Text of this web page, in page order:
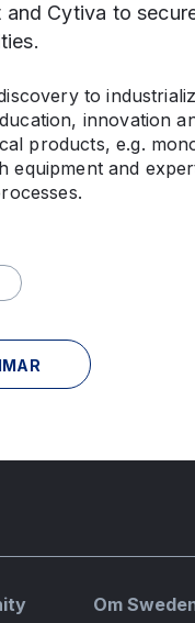
Cytiva to
to
innovation
products, e.g.
equipment and
Om